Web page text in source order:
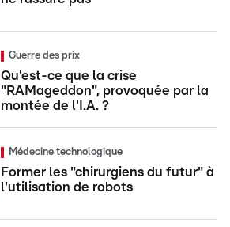
Guerre des prix
Qu'est-ce que la crise
"RAMageddon", provoquée par la
montée de l'I.A. ?
Médecine technologique
Former les "chirurgiens du futur" à
l'utilisation de robots